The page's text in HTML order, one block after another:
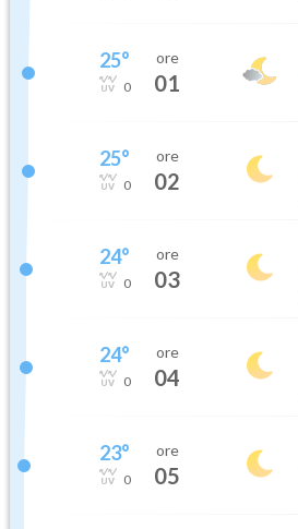
25°
0
ore
01
25°
0
ore
02
24°
0
ore
03
24°
0
ore
04
23°
0
ore
05